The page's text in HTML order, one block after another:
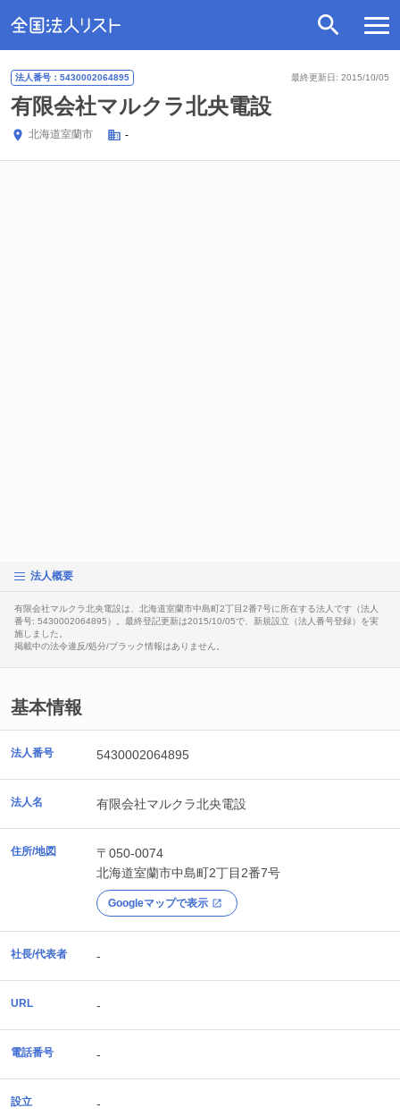
最終更新日: 2015/10/05
法人番号：5430002064895
有限会社マルクラ北央電設
北海道室蘭市 -
法人概要
有限会社マルクラ北央電設は、北海道室蘭市中島町2丁目2番7号に所在する法人です（法人
番号: 5430002064895）。最終登記更新は2015/10/05で、新規設立（法人番号登録）を実
施しました。
掲載中の法令違反/処分/ブラック情報はありません。
基本情報
法人番号 5430002064895
法人名 有限会社マルクラ北央電設
住所/地図
〒050-0074
北海道室蘭市中島町2丁目2番7号
Googleマップで表示
社長/代表者 -
URL -
電話番号 -
設立 -